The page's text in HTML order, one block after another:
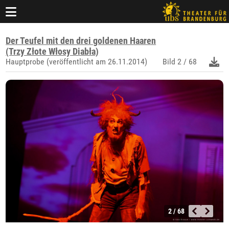
Der Teufel mit den drei goldenen Haaren
(Trzy Złote Włosy Diabła)
Hauptprobe (veröffentlicht am 26.11.2014) Bild 2 / 68
2 / 68